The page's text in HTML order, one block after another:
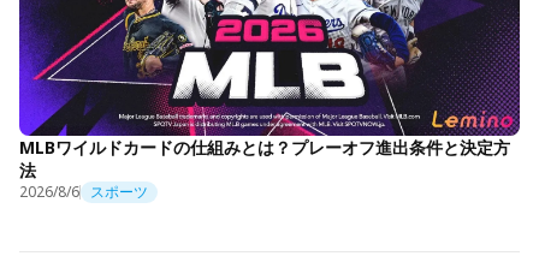
MLBワイルドカードの仕組みとは？プレーオフ進出条件と決定方
法
2026/8/6 スポーツ